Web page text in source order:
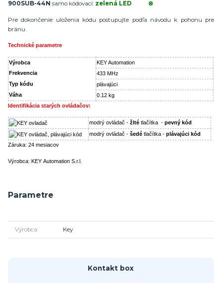
900SUB-44N samo kódovací: zelená LED ⊗
Pre dokončenie uloženia kódu postupujte podľa návodu k pohonu pre
bránu.
Technické parametre
Výrobca
KEY Automation
Frekvencia
433 MHz
Typ kódu
plávajúci
Váha
0.12 kg
Identifikácia starých ovládačov:
modrý ovládač - žlté tlačítka - pevný kód
modrý ovládač - šedé tlačítka - plávajúci kód
Záruka: 24 mesiacov
Výrobca: KEY Automation S.r.l.
Parametre
Výrobca Key
Kontakt box